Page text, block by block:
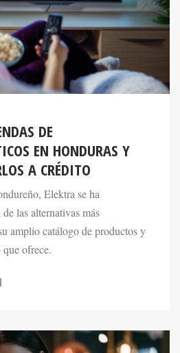
DE
EN HONDURAS Y
A CRÉDITO
Elektra se ha
las alternativas más
amplio catálogo de productos y
ofrece.